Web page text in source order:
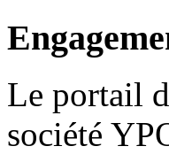
Le portail
société